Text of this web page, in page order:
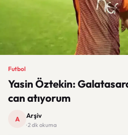
Futbol
Yasin Öztekin:
can atıyorum
A Arşiv
· 2 dk okuma